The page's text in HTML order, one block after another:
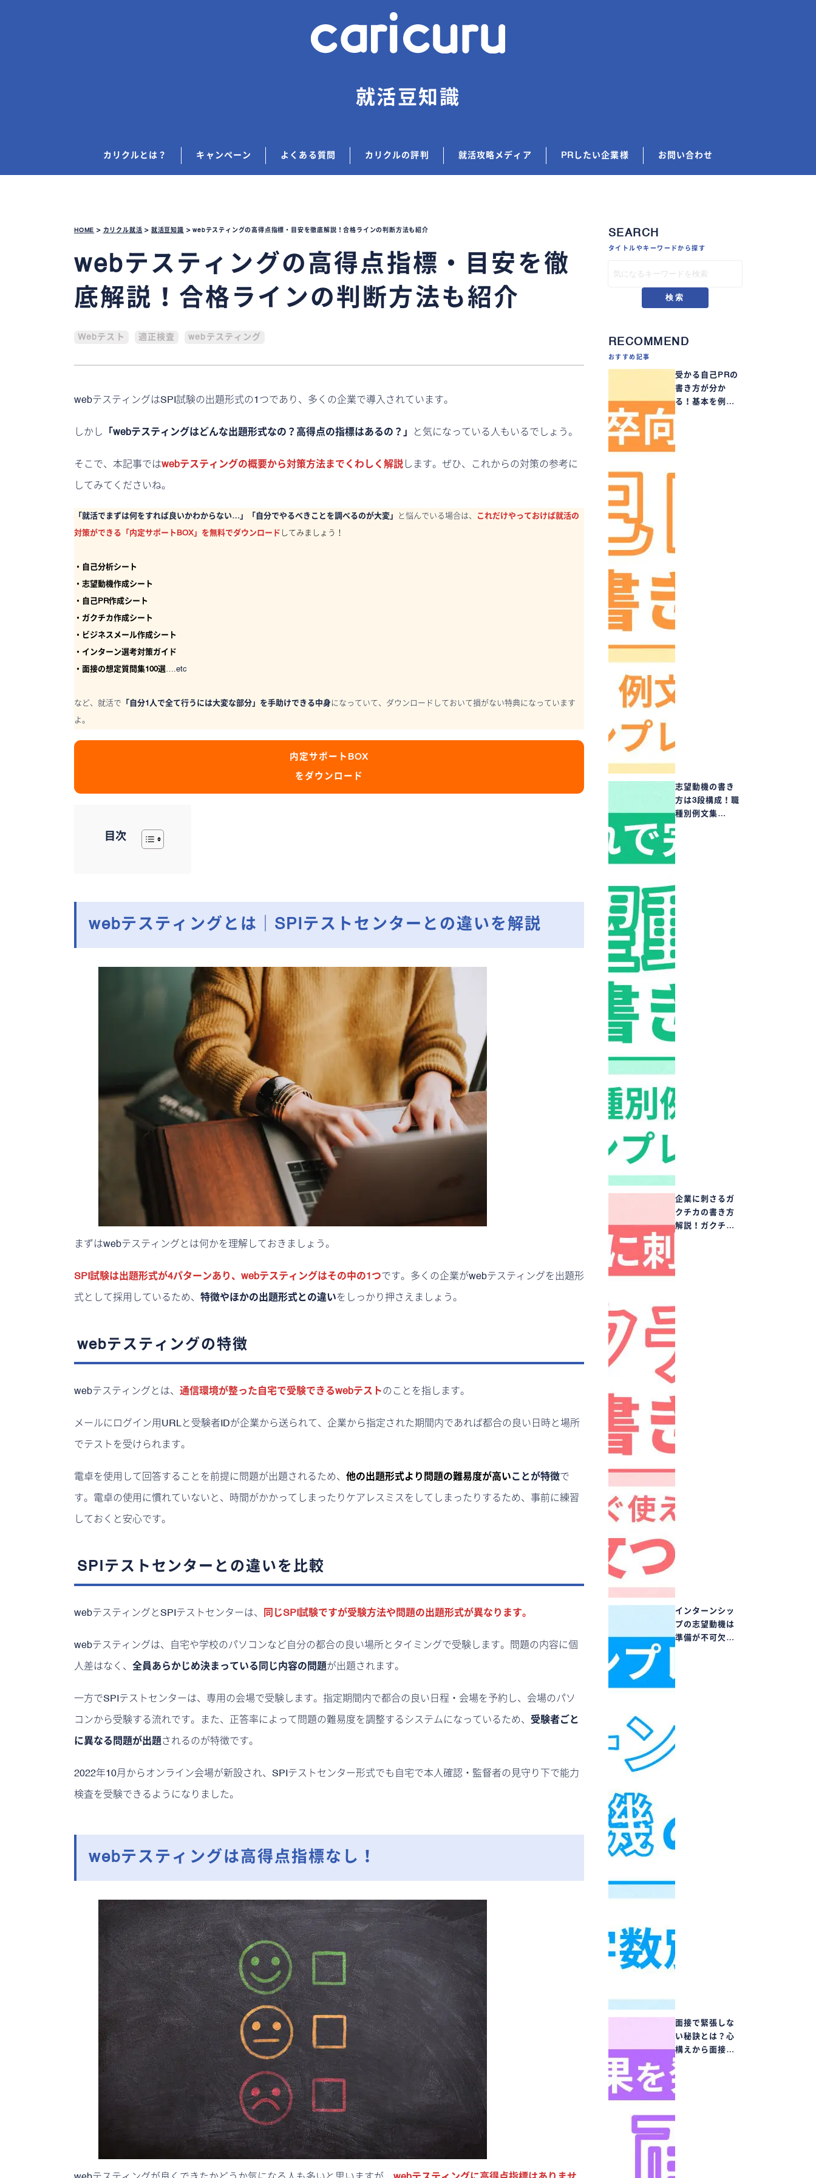
就活豆知識
カリクルとは？ キャンペーン よくある質問 カリクルの評判 就活攻略メディア PRしたい企業様 お問い合わせ
HOME > カリクル就活 > 就活豆知識 >webテスティングの高得点指標・目安を徹底解説！合格ラインの判断方法も紹介
webテスティングの高得点指標・目安を徹
底解説！合格ラインの判断方法も紹介
Webテスト 適正検査 webテスティング
webテスティングはSPI試験の出題形式の1つであり、多くの企業で導入されています。
しかし 「webテスティングはどんな出題形式なの？高得点の指標はあるの？」 と気になっている人もいるでしょう。
そこで、本記事ではwebテスティングの概要から対策方法までくわしく解説 します。ぜひ、これからの対策の参考に
してみてくださいね。
「就活でまずは何をすれば良いかわからない…」「自分でやるべきことを調べるのが大変」 と悩んでいる場合は、 これだけやっておけば就活の
対策ができる「内定サポートBOX」を無料でダウンロード してみましょう！
・自己分析シート
・志望動機作成シート
・自己PR作成シート
・ガクチカ作成シート
・ビジネスメール作成シート
・インターン選考対策ガイド
・面接の想定質問集100選….etc
など、就活で 「自分1人で全て行うには大変な部分」を手助けできる中身になっていて、ダウンロードしておいて損がない特典になっています
よ。
内定サポートBOX
をダウンロード
目次
webテスティングとは｜SPIテストセンターとの違いを解説
まずはwebテスティングとは何かを理解しておきましょう。
SPI試験は出題形式が4パターンあり、webテスティングはその中の1つです。多くの企業がwebテスティングを出題形
式として採用しているため、 特徴やほかの出題形式との違いをしっかり押さえましょう。
webテスティングの特徴
webテスティングとは、 通信環境が整った自宅で受験できるwebテストのことを指します。
メールにログイン用URLと受験者IDが企業から送られて、企業から指定された期間内であれば都合の良い日時と場所
でテストを受けられます。
電卓を使用して回答することを前提に問題が出題されるため、 他の出題形式より問題の難易度が高いことが特徴で
す。電卓の使用に慣れていないと、時間がかかってしまったりケアレスミスをしてしまったりするため、事前に練習
しておくと安心です。
SPIテストセンターとの違いを比較
webテスティングとSPIテストセンターは、 同じSPI試験ですが受験方法や問題の出題形式が異なります。
webテスティングは、自宅や学校のパソコンなど自分の都合の良い場所とタイミングで受験します。問題の内容に個
人差はなく、 全員あらかじめ決まっている同じ内容の問題が出題されます。
一方でSPIテストセンターは、専用の会場で受験します。指定期間内で都合の良い日程・会場を予約し、会場のパソ
コンから受験する流れです。また、正答率によって問題の難易度を調整するシステムになっているため、 受験者ごと
に異なる問題が出題されるのが特徴です。
2022年10月からオンライン会場が新設され、SPIテストセンター形式でも自宅で本人確認・監督者の見守り下で能力
検査を受験できるようになりました。
webテスティングは高得点指標なし！
SEARCH
タイトルやキーワードから探す
検索
RECOMMEND
おすすめ記事
受かる自己PRの
書き方が分か
る！基本を例…
志望動機の書き
方は3段構成！職
種別例文集…
企業に刺さるガ
クチカの書き方
解説！ガクチ…
インターンシッ
プの志望動機は
準備が不可欠…
面接で緊張しな
い秘訣とは？心
構えから面接…